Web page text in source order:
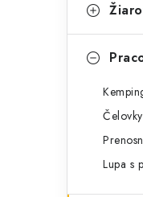
Čelovky
Lupa s